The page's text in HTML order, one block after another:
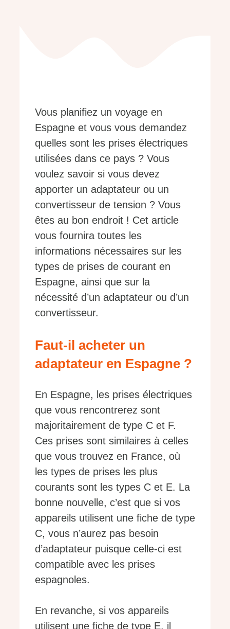
Vous planifiez un voyage en
Espagne et vous vous demandez
quelles sont les prises électriques
utilisées dans ce pays ? Vous
voulez savoir si vous devez
apporter un adaptateur ou un
convertisseur de tension ? Vous
êtes au bon endroit ! Cet article
vous fournira toutes les
informations nécessaires sur les
types de prises de courant en
Espagne, ainsi que sur la
nécessité d’un adaptateur ou d’un
convertisseur.
Faut-il acheter un
adaptateur en Espagne ?
En Espagne, les prises électriques
que vous rencontrerez sont
majoritairement de type C et F.
Ces prises sont similaires à celles
que vous trouvez en France, où
les types de prises les plus
courants sont les types C et E. La
bonne nouvelle, c’est que si vos
appareils utilisent une fiche de type
C, vous n’aurez pas besoin
d’adaptateur puisque celle-ci est
compatible avec les prises
espagnoles.
En revanche, si vos appareils
utilisent une fiche de type E, il